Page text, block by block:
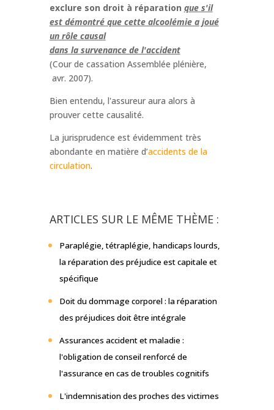
exclure son droit à réparation que s'il
est démontré que cette alcoolémie a joué
un rôle causal
dans la survenance de l'accident
(Cour de cassation Assemblée plénière,
avr. 2007).
Bien entendu, l'assureur aura alors à
prouver cette causalité.
La jurisprudence est évidemment très
abondante en matière d’accidents de la
circulation.
ARTICLES SUR LE MÊME THÈME :
Paraplégie, tétraplégie, handicaps lourds,
la réparation des préjudice est capitale et
spécifique
Doit du dommage corporel : la réparation
des préjudices doit être intégrale
Assurances accident et maladie :
l'obligation de conseil renforcé de
l'assurance en cas de troubles cognitifs
L'indemnisation des proches des victimes